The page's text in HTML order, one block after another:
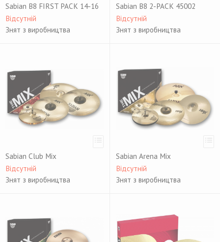
Sabian B8 FIRST PACK 14-16
Відсутній
Знят з виробництва
Sabian B8 2-PACK 45002
Відсутній
Знят з виробництва
Sabian Club Mix
Відсутній
Знят з виробництва
Sabian Arena Mix
Відсутній
Знят з виробництва